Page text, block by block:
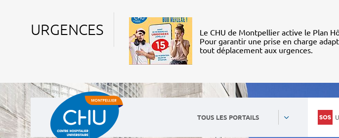
URGENCES
Le CHU de Montpellier active le Plan
Pour garantir une prise en charge
tout déplacement aux urgences.
TOUS LES PORTAILS